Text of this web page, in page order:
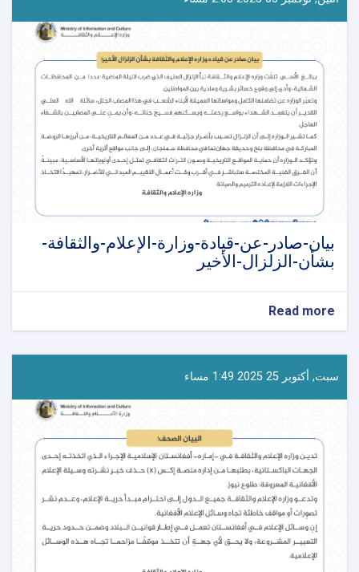
بيان-صادر-عن-قيادة-وزارة-الإعلام-والثقافة-
بشأن-الزلزال-الأخير
Read more
بيان-
عن-
قيادة-
بشأن-
الزلزال-
الأخير
سبت, أكتوبر 25 2025 1:49 مساء